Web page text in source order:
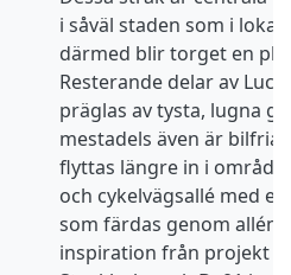
i såväl staden som i
därmed blir torget en
Resterande delar av
präglas av tysta, lugna
mestadels även är
flyttas längre in i
och cykelvägsallé med
som färdas genom allén
inspiration från projekt